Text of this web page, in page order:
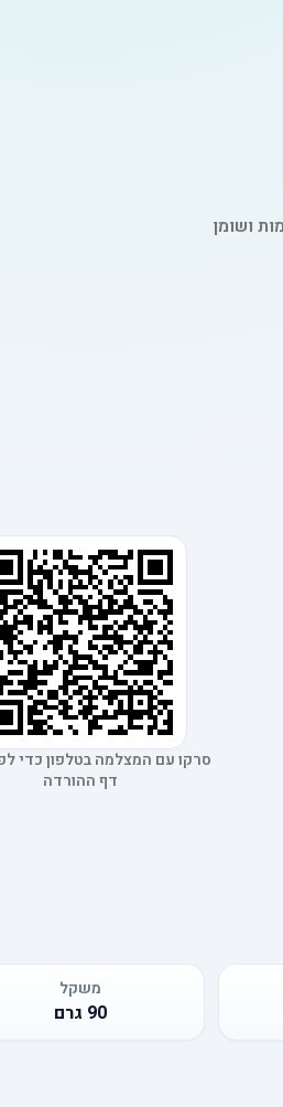
סרקו עם המצלמה בטלפון כדי
דף ההורדה
משקל
90 גרם